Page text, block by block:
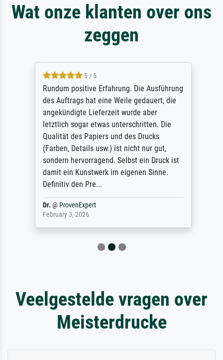
Wat onze klanten over ons
zeggen
5 / 5
Rundum positive Erfahrung. Die Ausführung
des Auftrags hat eine Weile gedauert, die
angekündigte Lieferzeit wurde aber
letztlich sogar etwas unterschritten. Die
Qualität des Papiers und des Drucks
(Farben, Details usw.) ist nicht nur gut,
sondern hervorragend. Selbst ein Druck ist
damit ein Kunstwerk im eigenen Sinne.
Definitiv den Pre...
Dr.@ ProvenExpert
February 3, 2026
Veelgestelde vragen over
Meisterdrucke